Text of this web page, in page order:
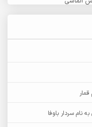
مستشیری
نظری
نام سردار باوفا